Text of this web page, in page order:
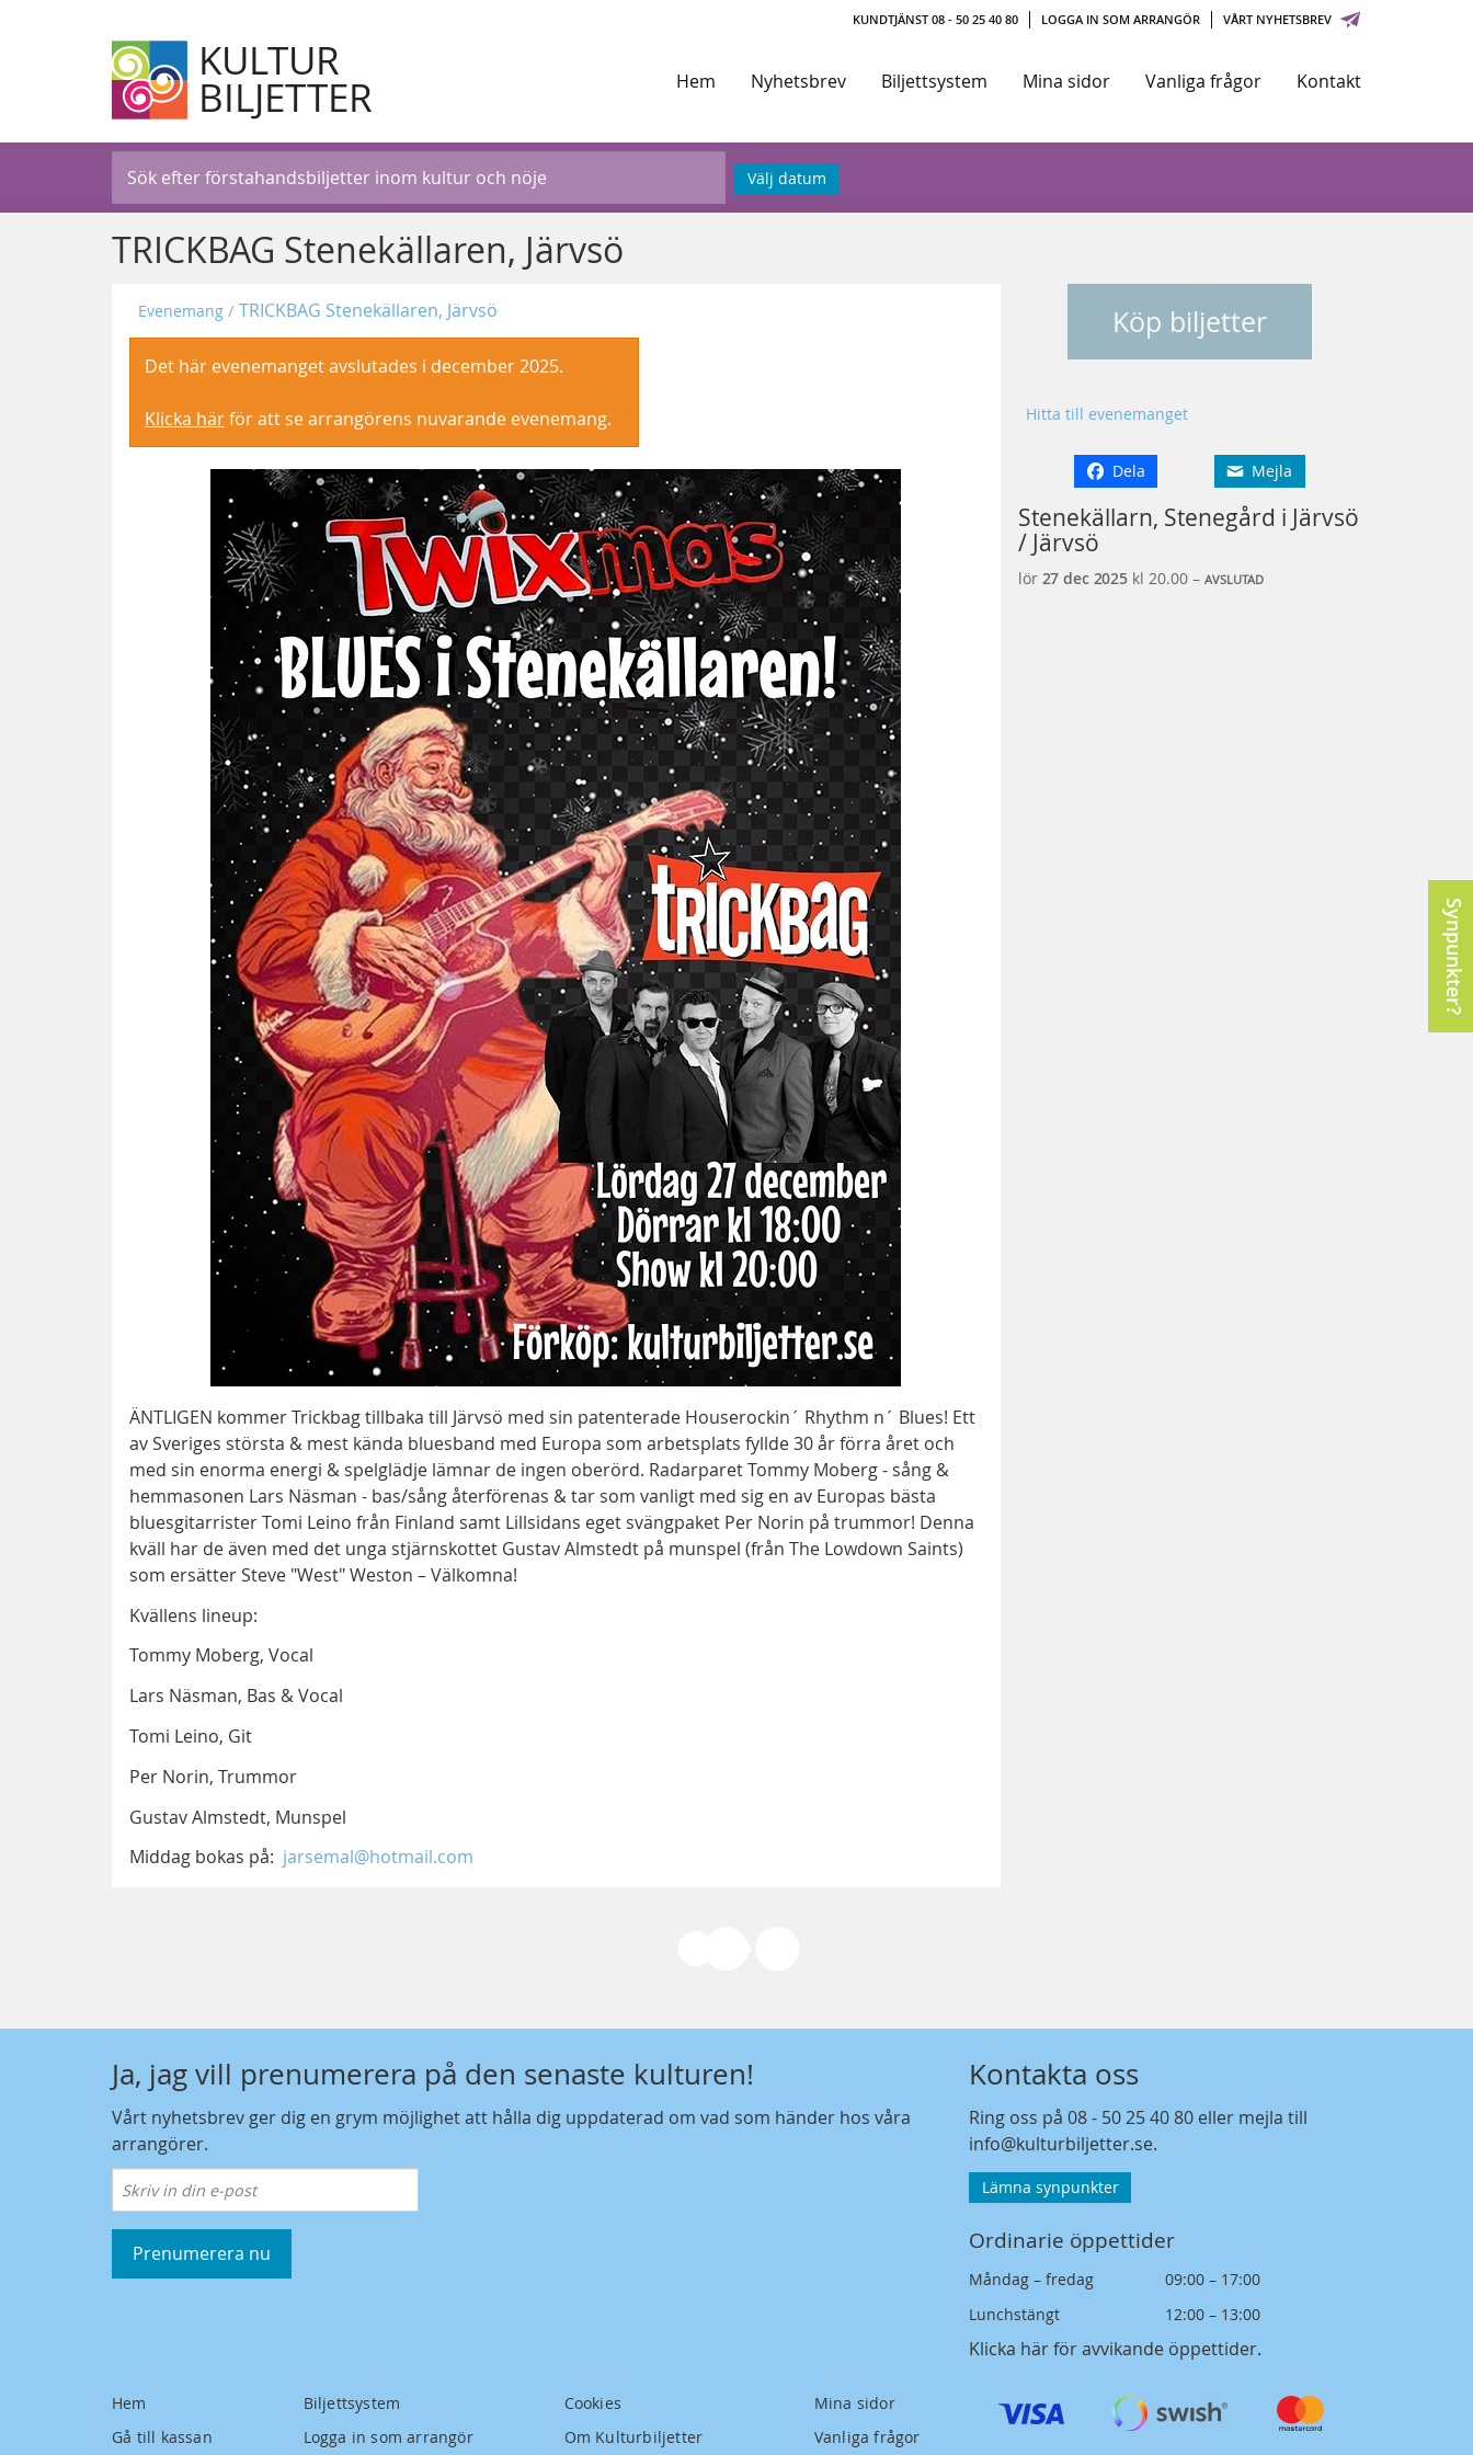
KUNDTJÄNST 08 - 50 25 40 80 LOGGA IN SOM ARRANGÖR VÅRT NYHETSBREV
KULTUR
BILJETTER Hem Nyhetsbrev Biljettsystem Mina sidor Vanliga frågor Kontakt
Välj datum
TRICKBAG Stenekällaren, Järvsö
Köp biljetter
Hitta till evenemanget
Dela Mejla
Stenekällarn, Stenegård i Järvsö
/ Järvsö
lör 27 dec 2025kl 20.00 – AVSLUTAD
Evenemang TRICKBAG Stenekällaren, Järvsö
Det här evenemanget avslutades i december 2025.
Klicka härför att se arrangörens nuvarande evenemang.
ÄNTLIGEN kommer Trickbag tillbaka till Järvsö med sin patenterade Houserockin´ Rhythm n´ Blues! Ett
av Sveriges största & mest kända bluesband med Europa som arbetsplats fyllde 30 år förra året och
med sin enorma energi & spelglädje lämnar de ingen oberörd. Radarparet Tommy Moberg - sång &
hemmasonen Lars Näsman - bas/sång återförenas & tar som vanligt med sig en av Europas bästa
bluesgitarrister Tomi Leino från Finland samt Lillsidans eget svängpaket Per Norin på trummor! Denna
kväll har de även med det unga stjärnskottet Gustav Almstedt på munspel (från The Lowdown Saints)
som ersätter Steve "West" Weston – Välkomna!
Kvällens lineup:
Tommy Moberg, Vocal
Lars Näsman, Bas & Vocal
Tomi Leino, Git
Per Norin, Trummor
Gustav Almstedt, Munspel
Middag bokas på: jarsemal@hotmail.com
Ja, jag vill prenumerera på den senaste kulturen!
Vårt nyhetsbrev ger dig en grym möjlighet att hålla dig uppdaterad om vad som händer hos våra
arrangörer.
Prenumerera nu
Kontakta oss
Ring oss på08 - 50 25 40 80 eller mejla till
info@kulturbiljetter.se.
Lämna synpunkter
Ordinarie öppettider
Måndag – fredag
09:00 – 17:00
Lunchstängt
12:00 – 13:00
Klicka här för avvikande öppettider.
Hem
Gå till kassan
Biljettsystem
Logga in som arrangör
Cookies
Om Kulturbiljetter
Mina sidor
Vanliga frågor
Synpunkter?